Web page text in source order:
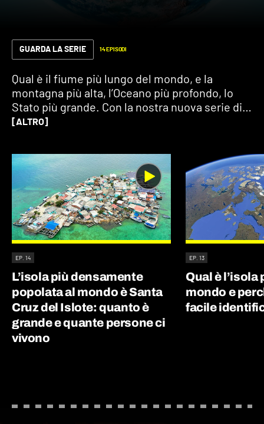
GUARDA LA SERIE 14 EPISODI
Qual è il fiume più lungo del mondo, e la
montagna più alta, l’Oceano più profondo, lo
Stato più grande. Con la nostra nuova serie di
video “i record della Terra”, rispondiamo a
[ALTRO]
EP. 14
L’isola più densamente
popolata al mondo è Santa
Cruz del Islote: quanto è
grande e quante persone ci
vivono
EP. 13
Qual è l’isola
mondo e
facile